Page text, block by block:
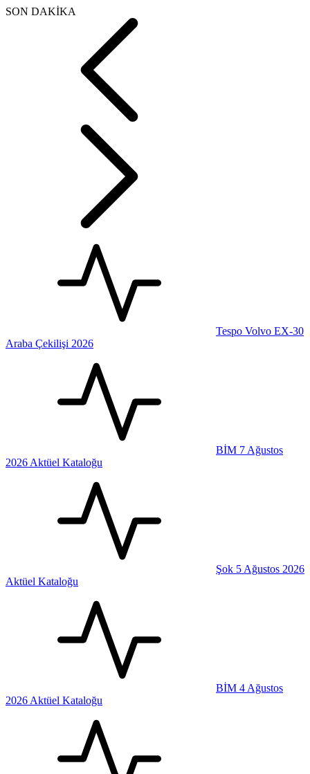
SON DAKİKA
Tespo Volvo EX-30
Araba Çekilişi 2026
BİM 7 Ağustos
2026 Aktüel Kataloğu
Şok 5 Ağustos 2026
Aktüel Kataloğu
BİM 4 Ağustos
2026 Aktüel Kataloğu